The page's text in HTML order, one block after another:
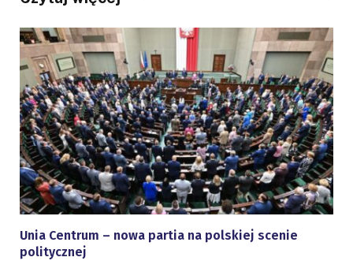
Unia Centrum – nowa partia na polskiej scenie
politycznej